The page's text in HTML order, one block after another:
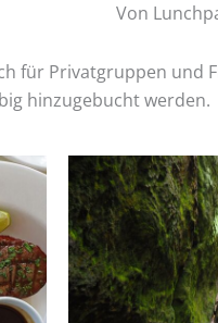
Von
für Privatgruppen und
hinzugebucht werden.